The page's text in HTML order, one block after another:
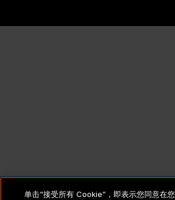
单击“接受所有 Cookie”，即表示您同意在